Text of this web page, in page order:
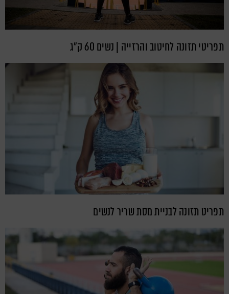
תפריטי תזונה לחיטוב והרזייה | נשים 60 ק"ג
תפריט תזונה לבניית מסת שריר לנשים